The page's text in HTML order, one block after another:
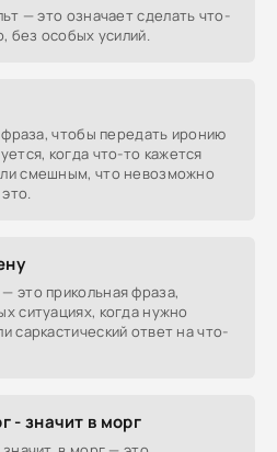
— это означает сделать что-
без особых усилий.
чтобы передать иронию
когда что-то кажется
смешным, что невозможно
это прикольная фраза,
ситуациях, когда нужно
саркастический ответ на что-
- значит в морг